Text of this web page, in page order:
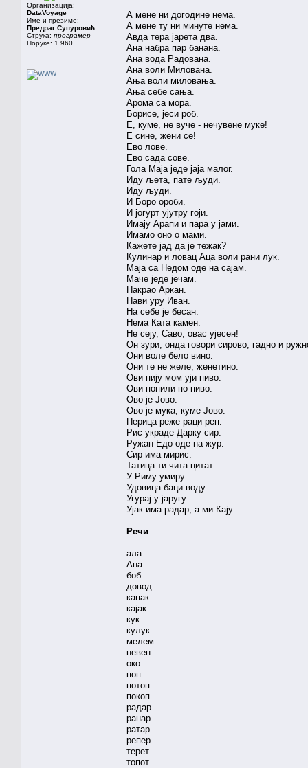
Организација:
DataVoyage
Име и презиме:
Предраг Супуровић
Струка: програмер
Поруке: 1.960
А мене ни догодине нема.
А мене ту ни минуте нема.
Авда тера јарета два.
Ана набра пар банана.
Ана вода Радована.
Ана воли Милована.
Ања воли миловања.
Ања себе сања.
Арома са мора.
Борисе, јеси роб.
Е, куме, не вуче - нечувене муке!
Е сине, жени се!
Ево лове.
Ево сада сове.
Гола Маја једе јаја малог.
Иду љета, пате људи.
Иду људи.
И Боро ороби.
И јогурт ујутру гоји.
Имају Арапи и пара у јами.
Имамо оно о мами.
Кажете јад да је тежак?
Кулинар и ловац Аца воли рани лук.
Маја са Недом оде на сајам.
Маче једе јечам.
Накрао Аркан.
Нави уру Иван.
На себе је бесан.
Нема Ката камен.
Не сеју, Саво, овас ујесен!
Он зури, онда говори сирово, гадно и
Они воле бело вино.
Они те не желе, женетино.
Ови пију мом уји пиво.
Ови попили по пиво.
Ово је Јово.
Ово је мука, куме Јово.
Перица реже раци реп.
Рис украде Дарку сир.
Ружан Едо оде на жур.
Сир има мирис.
Татица ти чита цитат.
У Риму умиру.
Удовица баци воду.
Угурај у јаругу.
Ујак има радар, а ми Кају.
Речи
ала
Ана
боб
довод
капак
кајак
кук
кулук
мелем
невен
око
поп
потоп
покоп
радар
ранар
ратар
репер
терет
топот